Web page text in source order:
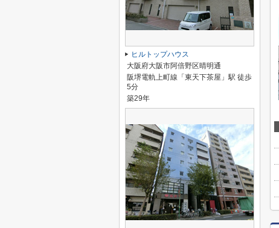
ヒルトップハウス
大阪府大阪市阿倍野区晴明通
阪堺電軌上町線「東天下茶屋」駅 徒歩
5分
築29年